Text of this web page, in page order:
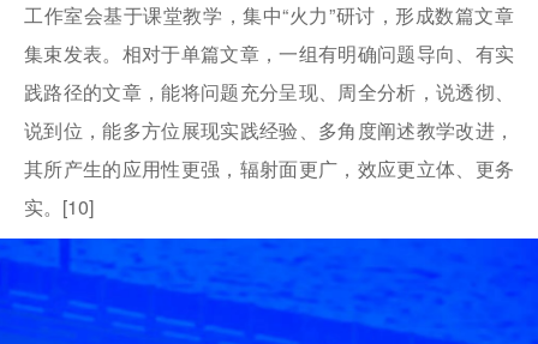
工作室会基于课堂教学，集中“火力”研讨，形成数篇文章
集束发表。相对于单篇文章，一组有明确问题导向、有实
践路径的文章，能将问题充分呈现、周全分析，说透彻、
说到位，能多方位展现实践经验、多角度阐述教学改进，
其所产生的应用性更强，辐射面更广，效应更立体、更务
实。[10]